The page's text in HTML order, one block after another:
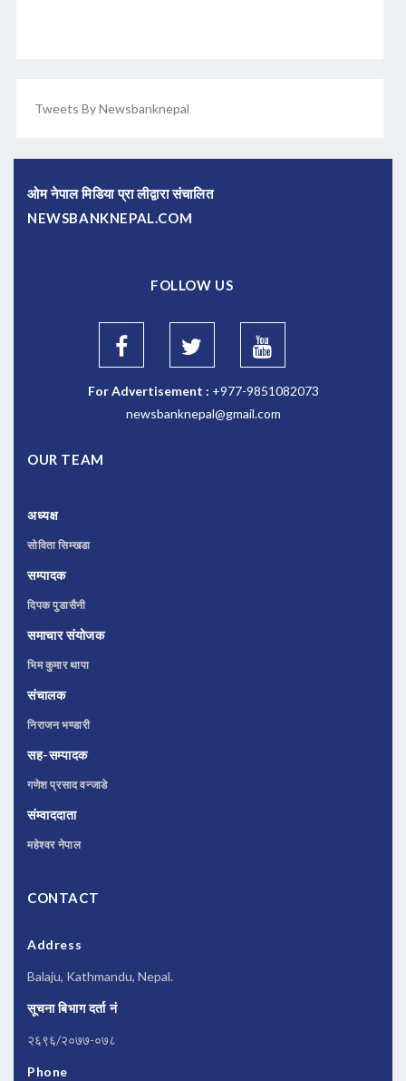
Tweets By Newsbanknepal
ओम नेपाल मिडिया प्रा लीद्वारा संचालित
NEWSBANKNEPAL.COM
FOLLOW US
For Advertisement : +977-9851082073
newsbanknepal@gmail.com
OUR TEAM
अध्यक्ष
सोविता सिम्खडा
सम्पादक
दिपक पुडासैनी
समाचार संयोजक
भिम कुमार थापा
संचालक
निराजन भण्डारी
सह-सम्पादक
गणेश प्रसाद वन्जाडे
संम्वाददाता
महेश्वर नेपाल
CONTACT
Address
Balaju, Kathmandu, Nepal.
सूचना बिभाग दर्ता नं
२६९६/२०७७-०७८
Phone